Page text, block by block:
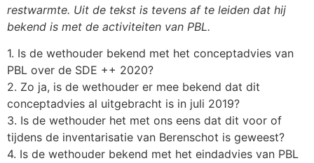
restwarmte. Uit de tekst is tevens af te leiden dat hij
bekend is met de activiteiten van PBL.
1. Is de wethouder bekend met het conceptadvies van
PBL over de SDE ++ 2020?
2. Zo ja, is de wethouder er mee bekend dat dit
conceptadvies al uitgebracht is in juli 2019?
3. Is de wethouder het met ons eens dat dit voor of
tijdens de inventarisatie van Berenschot is geweest?
4. Is de wethouder bekend met het eindadvies van PBL